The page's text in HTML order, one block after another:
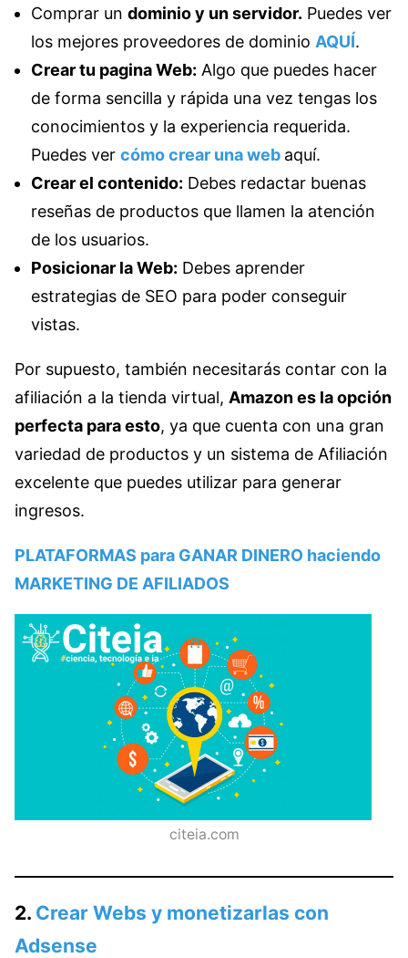
Comprar un dominio y un servidor. Puedes ver
los mejores proveedores de dominio AQUÍ.
Crear tu pagina Web: Algo que puedes hacer
de forma sencilla y rápida una vez tengas los
conocimientos y la experiencia requerida.
Puedes ver cómo crear una web aquí.
Crear el contenido: Debes redactar buenas
reseñas de productos que llamen la atención
de los usuarios.
Posicionar la Web: Debes aprender
estrategias de SEO para poder conseguir
vistas.
Por supuesto, también necesitarás contar con la
afiliación a la tienda virtual, Amazon es la opción
perfecta para esto, ya que cuenta con una gran
variedad de productos y un sistema de Afiliación
excelente que puedes utilizar para generar
ingresos.
PLATAFORMAS para GANAR DINERO haciendo
MARKETING DE AFILIADOS
citeia.com
2. Crear Webs y monetizarlas con
Adsense